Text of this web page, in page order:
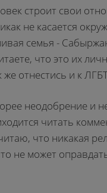
строит свои
не касается
семья -
что это их
же отнестись и к
неодобрение и
читать
что никакая
не может